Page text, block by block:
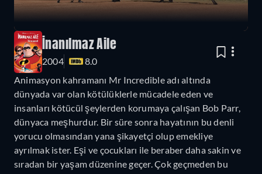
İnanılmaz Aile
2004
8.0
Animasyon kahramanı Mr Incredible adı altında
dünyada var olan kötülüklerle mücadele eden ve
insanları kötücül şeylerden korumaya çalışan Bob Parr,
dünyaca meşhurdur. Bir süre sonra hayatının bu denli
yorucu olmasından yana şikayetçi olup emekliye
ayrılmak ister. Eşi ve çocukları ile beraber daha sakin ve
sıradan bir yaşam düzenine geçer. Çok geçmeden bu